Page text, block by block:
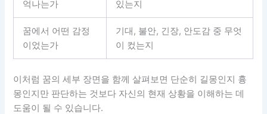
억나는가
있는지
꿈에서 어떤 감정
이었는가
기대, 불안, 긴장, 안도감 중 무엇
이 컸는지
이처럼 꿈의 세부 장면을 함께 살펴보면 단순히 길몽인지 흉
몽인지만 판단하는 것보다 자신의 현재 상황을 이해하는 데
도움이 될 수 있습니다.